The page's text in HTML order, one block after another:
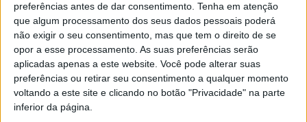
preferências antes de dar consentimento. Tenha em atenção
que algum processamento dos seus dados pessoais poderá
não exigir o seu consentimento, mas que tem o direito de se
opor a esse processamento. As suas preferências serão
aplicadas apenas a este website. Você pode alterar suas
preferências ou retirar seu consentimento a qualquer momento
voltando a este site e clicando no botão "Privacidade" na parte
inferior da página.
N
as primeiras eleições autárquicas em que
participa, o CHEGA conseguiu ser a
terceira força mais votada no concelho
para a Câmara Municipal e Assembleia
Municipal.Vítor Silva , candidato à
presidência da autarquia oliveirense, reuniu 1014 votos